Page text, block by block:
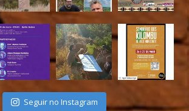
Seguir no Instagram